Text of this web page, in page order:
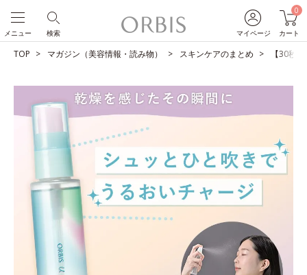
マイページ
0
カート
検索
メニュー
TOP マガジン（美容情報・読み物） スキンケアのまとめ 【30秒